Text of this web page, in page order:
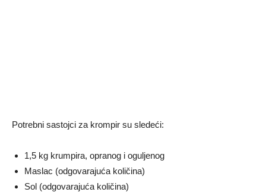
Potrebni sastojci za krompir su sledeći:
1,5 kg krumpira, opranog i oguljenog
Maslac (odgovarajuća količina)
Sol (odgovarajuća količina)